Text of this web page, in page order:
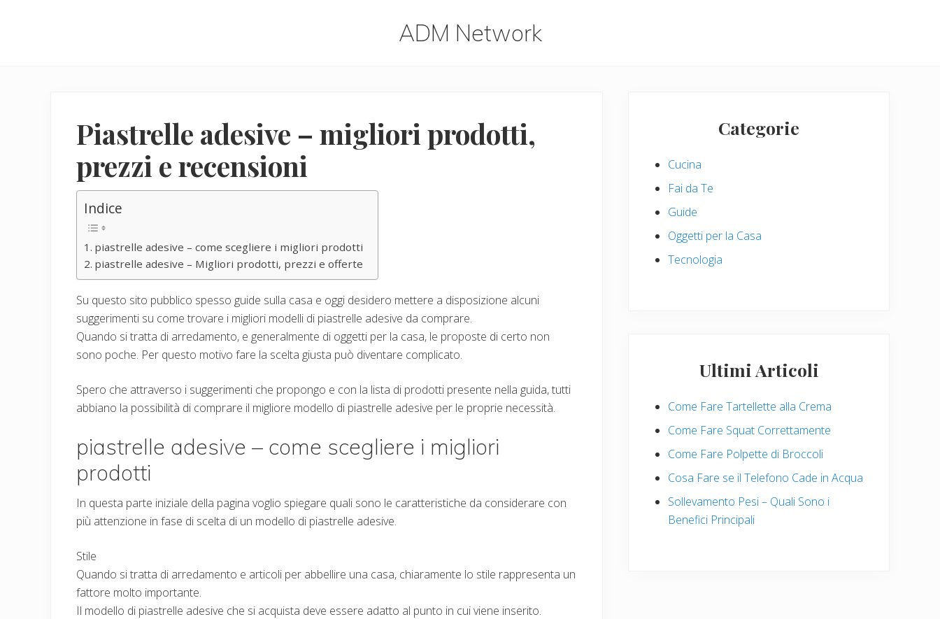
ADM Network
Piastrelle adesive – migliori prodotti,
prezzi e recensioni
Indice
piastrelle adesive – come scegliere i migliori prodotti
piastrelle adesive – Migliori prodotti, prezzi e offerte
Su questo sito pubblico spesso guide sulla casa e oggi desidero mettere a disposizione alcuni
suggerimenti su come trovare i migliori modelli di piastrelle adesive da comprare.
Quando si tratta di arredamento, e generalmente di oggetti per la casa, le proposte di certo non
sono poche. Per questo motivo fare la scelta giusta può diventare complicato.
Spero che attraverso i suggerimenti che propongo e con la lista di prodotti presente nella guida, tutti
abbiano la possibilità di comprare il migliore modello di piastrelle adesive per le proprie necessità.
piastrelle adesive – come scegliere i migliori
prodotti
In questa parte iniziale della pagina voglio spiegare quali sono le caratteristiche da considerare con
più attenzione in fase di scelta di un modello di piastrelle adesive.
Stile
Quando si tratta di arredamento e articoli per abbellire una casa, chiaramente lo stile rappresenta un
fattore molto importante.
Il modello di piastrelle adesive che si acquista deve essere adatto al punto in cui viene inserito.
Categorie
Cucina
Fai da Te
Guide
Oggetti per la Casa
Tecnologia
Ultimi Articoli
Come Fare Tartellette alla Crema
Come Fare Squat Correttamente
Come Fare Polpette di Broccoli
Cosa Fare se il Telefono Cade in Acqua
Sollevamento Pesi – Quali Sono i
Benefici Principali